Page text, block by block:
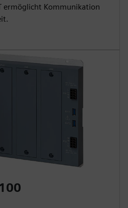
ermöglicht Kommunikation